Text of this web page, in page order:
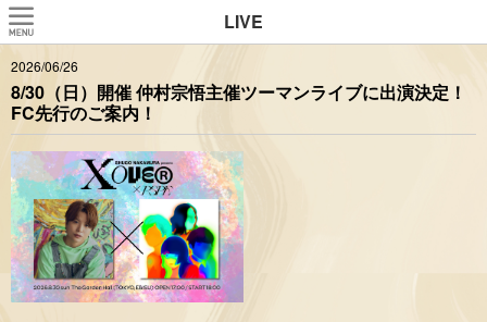
LIVE
2026/06/26
8/30（日）開催 仲村宗悟主催ツーマンライブに出演決定！
FC先行のご案内！